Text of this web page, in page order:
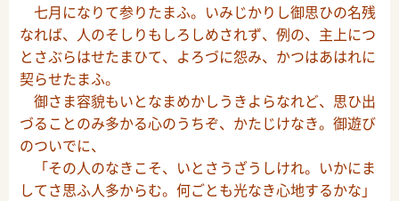
七月になりて参りたまふ。いみじかりし御思ひの名残
なれば、人のそしりもしろしめされず、例の、主上につ
とさぶらはせたまひて、よろづに怨み、かつはあはれに
契らせたまふ。
御さま容貌もいとなまめかしうきよらなれど、思ひ出
づることのみ多かる心のうちぞ、かたじけなき。御遊び
のついでに、
「その人のなきこそ、いとさうざうしけれ。いかにま
してさ思ふ人多からむ。何ごとも光なき心地するかな」